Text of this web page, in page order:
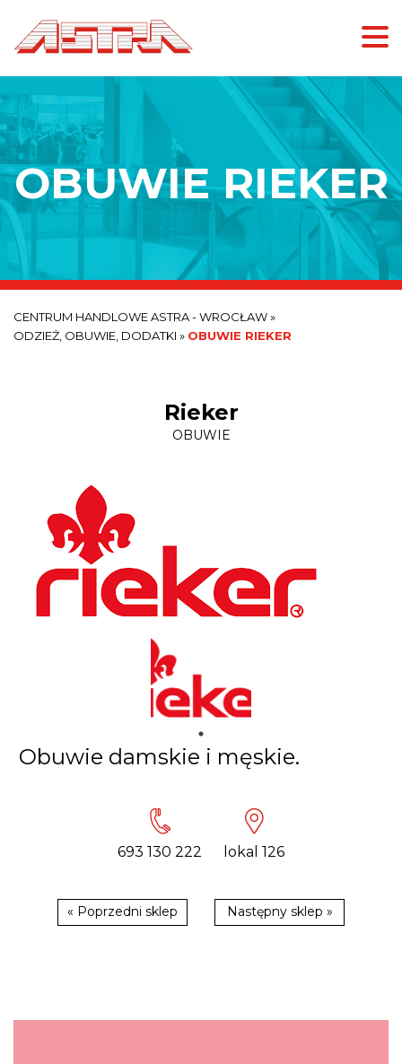
OBUWIE RIEKER
CENTRUM HANDLOWE ASTRA - WROCŁAW»
ODZIEŻ, OBUWIE, DODATKI » OBUWIE RIEKER
Rieker
OBUWIE
Obuwie damskie i męskie.
693 130 222 lokal 126
« Poprzedni sklep Następny sklep »